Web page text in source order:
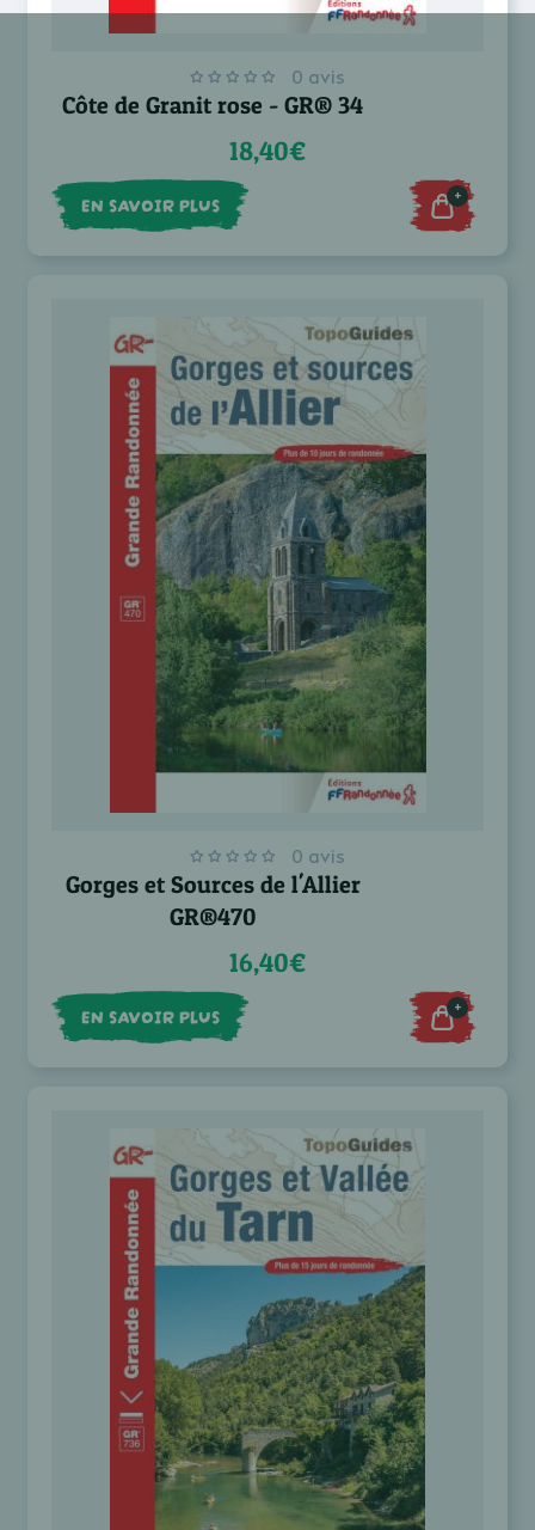
0 avis
Côte de Granit rose - GR® 34
18,40€
EN SAVOIR PLUS +
0 avis
Gorges et Sources de l'Allier
GR®470
16,40€
EN SAVOIR PLUS +